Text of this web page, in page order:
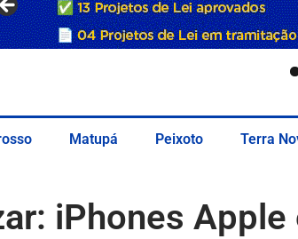
Matupá Peixoto Terra
iPhones